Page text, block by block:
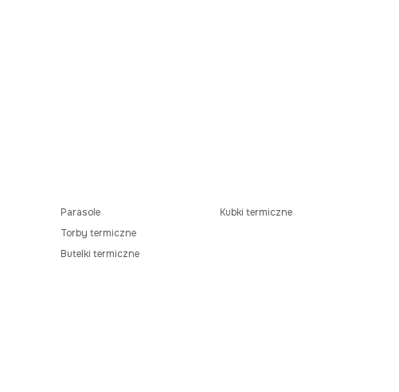
Parasole
Torby termiczne
Butelki termiczne
Kubki termiczne